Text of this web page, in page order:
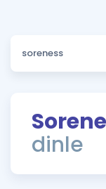
Sözlük
Rehberlik
ÖSYM Sınav
Hakkımızda
dinle